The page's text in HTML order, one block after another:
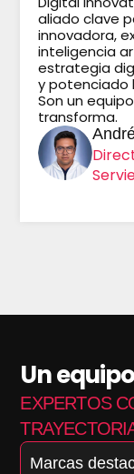
aliado clave
innovadora,
inteligencia
estrategia
y potenciado
Son un
transforma.
Un
EXPERTOS